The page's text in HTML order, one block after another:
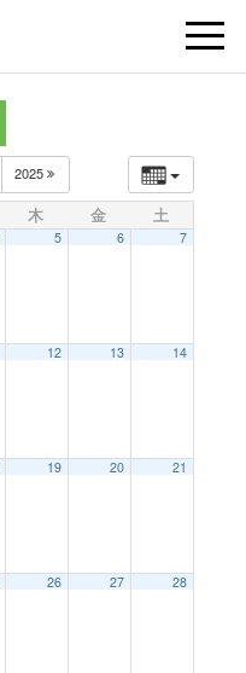
t
2025
木 金 土
5 6 7
12 13 14
19 20 21
26 27 28